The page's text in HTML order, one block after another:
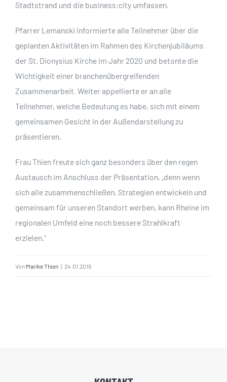
Stadtstrand und die business:city umfassen.
Pfarrer Lemanski informierte alle Teilnehmer über die
geplanten Aktivitäten im Rahmen des Kirchenjubiläums
der St. Dionysius Kirche im Jahr 2020 und betonte die
Wichtigkeit einer branchenübergreifenden
Zusammenarbeit. Weiter appellierte er an alle
Teilnehmer, welche Bedeutung es habe, sich mit einem
gemeinsamen Gesicht in der Außendarstellung zu
präsentieren.
Frau Thien freute sich ganz besonders über den regen
Austausch im Anschluss der Präsentation, „denn wenn
sich alle zusammenschließen, Strategien entwickeln und
gemeinsam für unseren Standort werben, kann Rheine im
regionalen Umfeld eine noch bessere Strahlkraft
erzielen.“
Von Marike Thien | 24.01.2019